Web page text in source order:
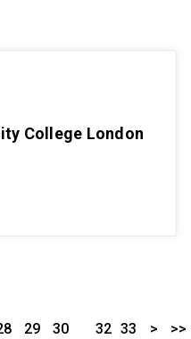
College London
29
30
32 33 > >>